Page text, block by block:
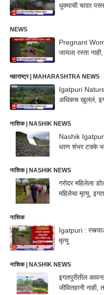
धुक्याची चादर
NEWS
Pregnant
जायला रस्ता
महाराष्ट्र | MAHARASHTRA NEWS
Igatpuri
अधिकच खुललं,
नाशिक | NASHIK NEWS
Nashik Igatpuri
धरण शंभर टक्के
नाशिक | NASHIK NEWS
गरोदर महिलेला
महिलेचा मृत्यू,
नाशिक
Igatpuri :
मृत्यू
नाशिक | NASHIK NEWS
इगतपुरीतील
जीवितहानी